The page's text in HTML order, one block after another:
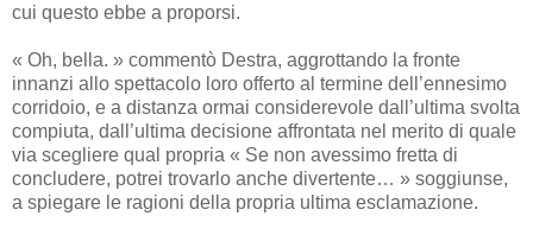
cui questo ebbe a proporsi.
« Oh, bella. » commentò Destra, aggrottando la fronte
innanzi allo spettacolo loro offerto al termine dell’ennesimo
corridoio, e a distanza ormai considerevole dall’ultima svolta
compiuta, dall’ultima decisione affrontata nel merito di quale
via scegliere qual propria « Se non avessimo fretta di
concludere, potrei trovarlo anche divertente… » soggiunse,
a spiegare le ragioni della propria ultima esclamazione.